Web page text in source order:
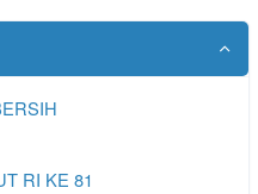
RI KE 81